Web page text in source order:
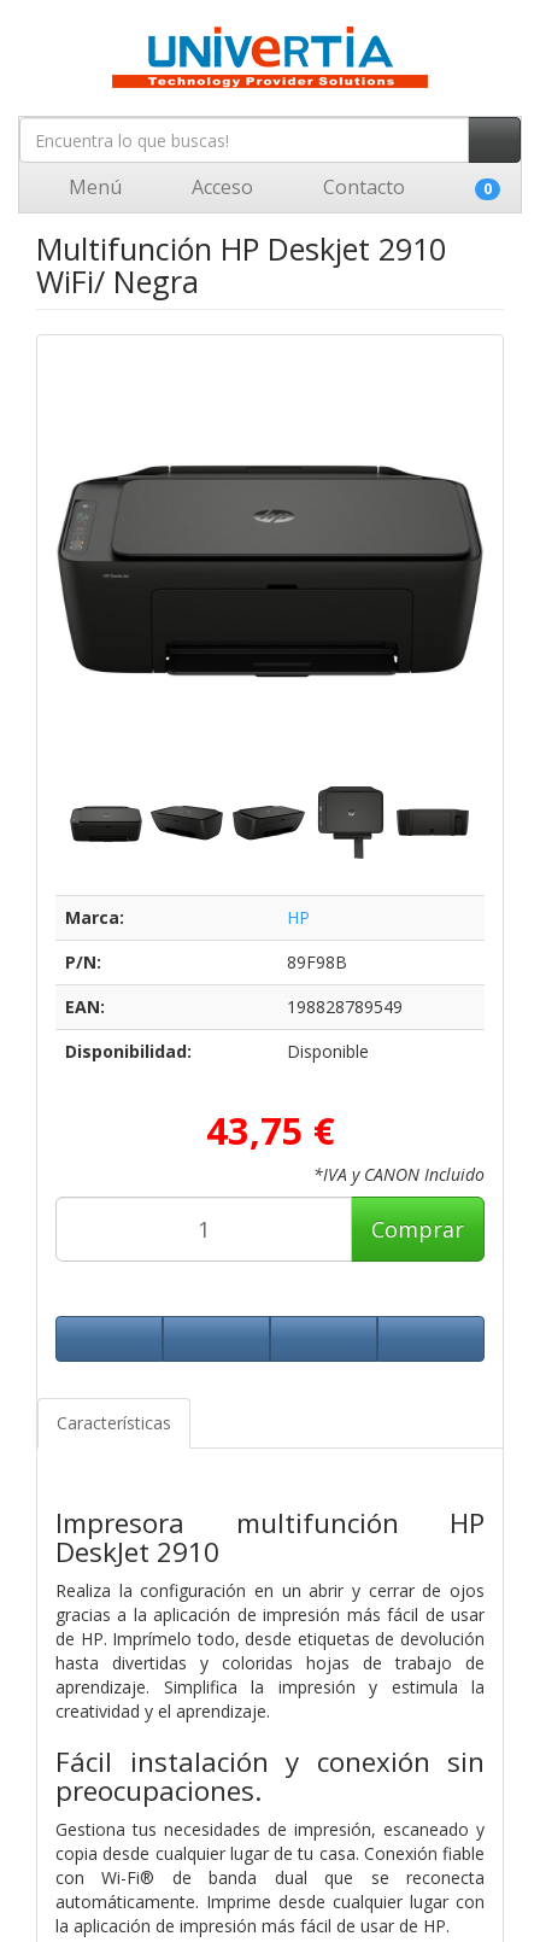
Menú Acceso Contacto 0
Multifunción HP Deskjet 2910
WiFi/ Negra
Marca:
HP
P/N:
89F98B
EAN:
198828789549
Disponibilidad:
Disponible
43,75 €
*IVA y CANON Incluido
Comprar
Características
Impresora multifunción HP
DeskJet 2910
Realiza la configuración en un abrir y cerrar de ojos
gracias a la aplicación de impresión más fácil de usar
de HP. Imprímelo todo, desde etiquetas de devolución
hasta divertidas y coloridas hojas de trabajo de
aprendizaje. Simplifica la impresión y estimula la
creatividad y el aprendizaje.
Fácil instalación y conexión sin
preocupaciones.
Gestiona tus necesidades de impresión, escaneado y
copia desde cualquier lugar de tu casa. Conexión fiable
con Wi-Fi® de banda dual que se reconecta
automáticamente. Imprime desde cualquier lugar con
la aplicación de impresión más fácil de usar de HP.